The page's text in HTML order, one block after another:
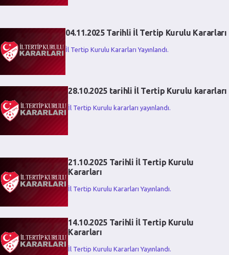
04.11.2025 Tarihli İl Tertip Kurulu Kararları
İl Tertip Kurulu Kararları Yayınlandı.
28.10.2025 tarihli İl Tertip Kurulu kararları
İl Tertip Kurulu kararları yayınlandı.
21.10.2025 Tarihli İl Tertip Kurulu
Kararları
İl Tertip Kurulu Kararları Yayınlandı.
14.10.2025 Tarihli İl Tertip Kurulu
Kararları
İl Tertip Kurulu Kararları Yayınlandı.